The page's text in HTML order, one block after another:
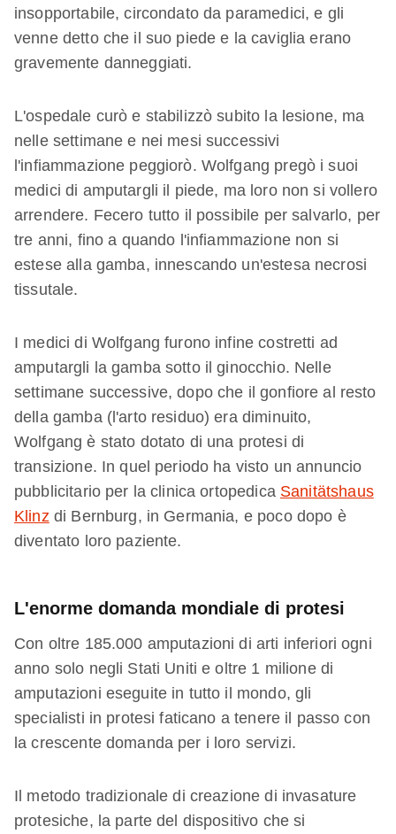
insopportabile, circondato da paramedici, e gli
venne detto che il suo piede e la caviglia erano
gravemente danneggiati.
L'ospedale curò e stabilizzò subito la lesione, ma
nelle settimane e nei mesi successivi
l'infiammazione peggiorò. Wolfgang pregò i suoi
medici di amputargli il piede, ma loro non si vollero
arrendere. Fecero tutto il possibile per salvarlo, per
tre anni, fino a quando l'infiammazione non si
estese alla gamba, innescando un'estesa necrosi
tissutale.
I medici di Wolfgang furono infine costretti ad
amputargli la gamba sotto il ginocchio. Nelle
settimane successive, dopo che il gonfiore al resto
della gamba (l'arto residuo) era diminuito,
Wolfgang è stato dotato di una protesi di
transizione. In quel periodo ha visto un annuncio
pubblicitario per la clinica ortopedica Sanitätshaus
Klinz di Bernburg, in Germania, e poco dopo è
diventato loro paziente.
L'enorme domanda mondiale di protesi
Con oltre 185.000 amputazioni di arti inferiori ogni
anno solo negli Stati Uniti e oltre 1 milione di
amputazioni eseguite in tutto il mondo, gli
specialisti in protesi faticano a tenere il passo con
la crescente domanda per i loro servizi.
Il metodo tradizionale di creazione di invasature
protesiche, la parte del dispositivo che si